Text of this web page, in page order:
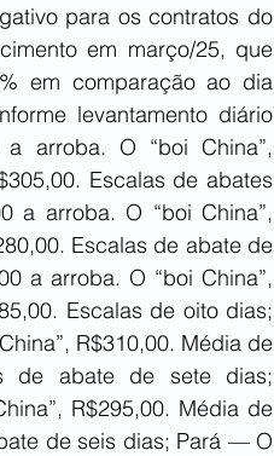
para os contratos do
em março/25, que
em comparação ao dia
levantamento diário
arroba. O “boi China”,
Escalas de abates
a arroba. O “boi China”,
Escalas de abate de
a arroba. O “boi China”,
Escalas de oito dias;
R$310,00. Média de
de abate de sete dias;
R$295,00. Média de
de seis dias; Pará — O